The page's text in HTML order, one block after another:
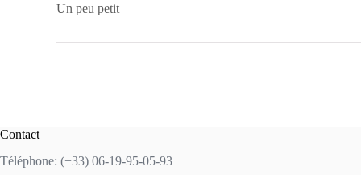
Un peu petit
Contact
Téléphone: (+33) 06-19-95-05-93